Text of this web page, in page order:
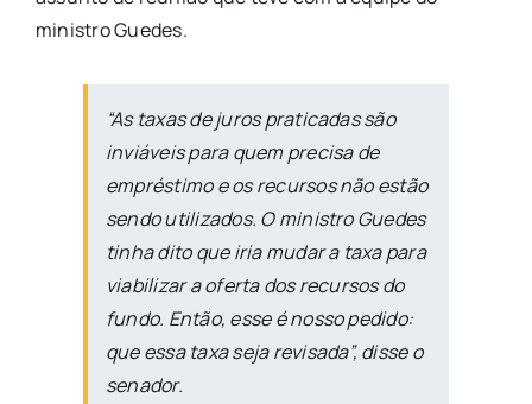
ministro Guedes.
“As taxas de juros praticadas são
inviáveis para quem precisa de
empréstimo e os recursos não estão
sendo utilizados. O ministro Guedes
tinha dito que iria mudar a taxa para
viabilizar a oferta dos recursos do
fundo. Então, esse é nosso pedido:
que essa taxa seja revisada”, disse o
senador.